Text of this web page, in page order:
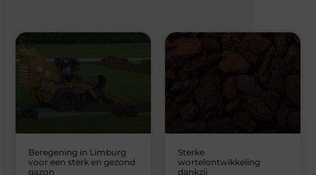
Beregening in Limburg
voor een sterk en gezond
gazon
Sterke
wortelontwikkeling
dankzij